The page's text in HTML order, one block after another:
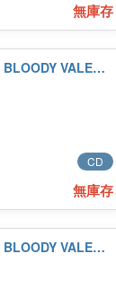
無庫存
我的血腥情人／MY BLOODY VALENTINE
CD
無庫存
我的血腥情人／MY BLOODY VALENTINE